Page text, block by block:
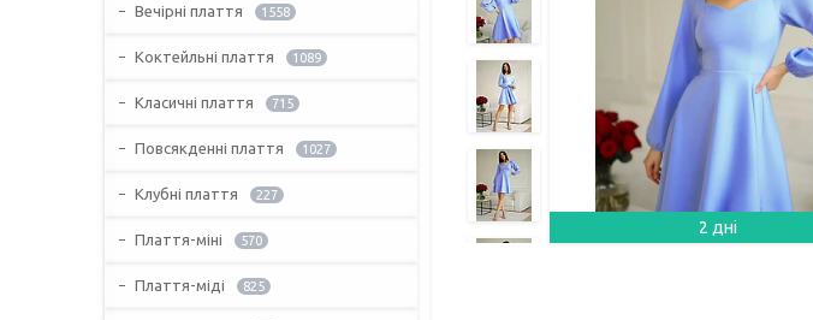
2 дні
Вечірні плаття 1558
Коктейльні плаття 1089
Класичні плаття 715
Повсякденні плаття 1027
Клубні плаття 227
Плаття-міні 570
Плаття-міді 825